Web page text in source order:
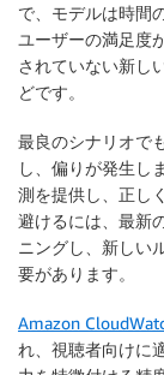
で、モデルは時間
ユーザーの満足度
されていない新し
どです。
最良のシナリオで
し、偏りが発生し
測を提供し、正し
避けるには、最新
ニングし、新しい
要があります。
Amazon
れ、視聴者向けに